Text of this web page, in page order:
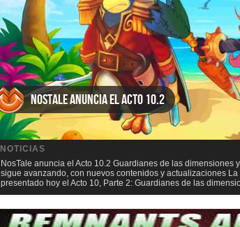
NosTale anuncia el Acto 10.2
NOTICIAS
NosTale anuncia el Acto 10.2 Guardianes de las
sigue avanzando, con nuevos contenidos y actualizaciones
presentado hoy el Acto 10, Parte 2: Guardianes de las